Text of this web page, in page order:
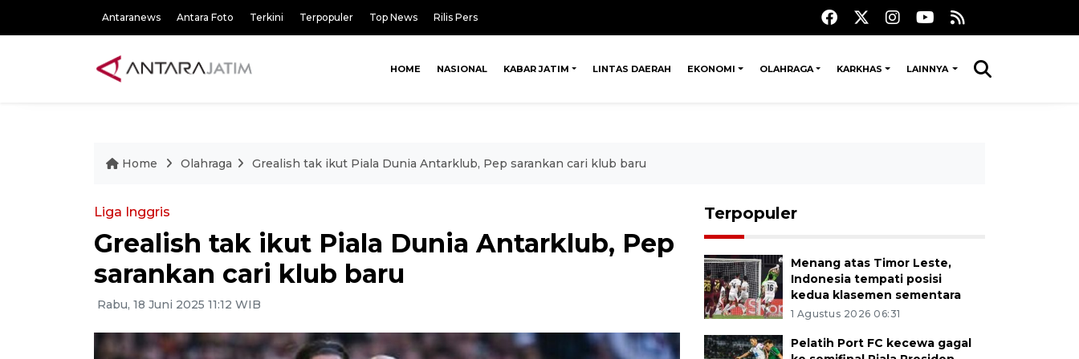
Antaranews Antara Foto Terkini Terpopuler Top News Rilis Pers
HOME NASIONAL KABAR JATIM LINTAS DAERAH EKONOMI OLAHRAGA KARKHAS LAINNYA
Home Olahraga Grealish tak ikut Piala Dunia Antarklub, Pep sarankan cari klub baru
Liga Inggris
Grealish tak ikut Piala Dunia Antarklub, Pep
sarankan cari klub baru
Rabu, 18 Juni 2025 11:12 WIB
Terpopuler
Menang atas Timor Leste,
Indonesia tempati posisi
kedua klasemen sementara
1 Agustus 2026 06:31
Pelatih Port FC kecewa gagal